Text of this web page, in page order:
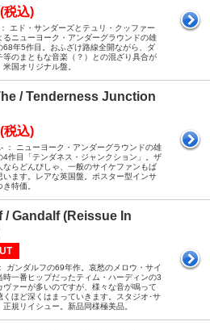
税込)
エド・サンダーズとテュリ・クッファー
るニューヨーク・アンダーグラウンドの雄
68年5作目。おふざけ路線全開ながら、ダ
等のまともな音楽（？）との混ざり具合が
国オリジナル盤。
/ Tenderness Junction
税込)
： ニューヨーク・アンダーグラウンドの雄
4作目「テンダネス・ジャンクション」。ザ
ならどんぴしゃ、一般のサイケファンもば
います。レアな英国盤。ポスター型インサ
特価。
/ Gandalf (Reissue In
ガンダルフの69年作。哀愁のメロウ・サイ
時一番ヒップだったティム・ハーディンの3
ヴァーが多いのですが、様々な音が鳴って
くほど深くはまっていきます。スタジオ･サ
正規リイシュー。新品同様極美品。